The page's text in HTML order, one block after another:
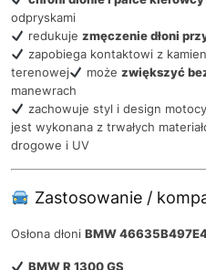
odpryskami
redukuje zmęczenie dłoni
zapobiega kontaktowi z
terenowej
może zwiększyć
manewrach
zachowuje styl i design
jest wykonana z trwałych
drogowe i UV
Zastosowanie /
Osłona dłoni BMW
BMW R 1300 GS